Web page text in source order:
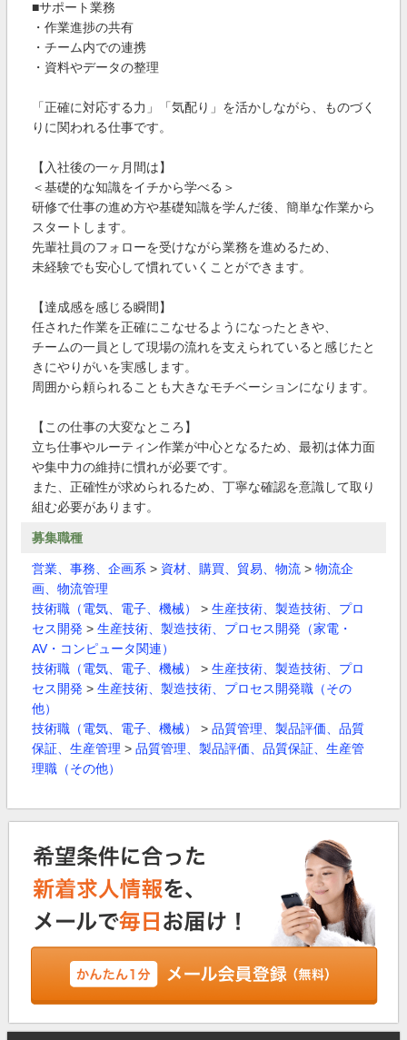
■サポート業務
・作業進捗の共有
・チーム内での連携
・資料やデータの整理
「正確に対応する力」「気配り」を活かしながら、ものづく
りに関われる仕事です。
【入社後の一ヶ月間は】
＜基礎的な知識をイチから学べる＞
研修で仕事の進め方や基礎知識を学んだ後、簡単な作業から
スタートします。
先輩社員のフォローを受けながら業務を進めるため、
未経験でも安心して慣れていくことができます。
【達成感を感じる瞬間】
任された作業を正確にこなせるようになったときや、
チームの一員として現場の流れを支えられていると感じたと
きにやりがいを実感します。
周囲から頼られることも大きなモチベーションになります。
【この仕事の大変なところ】
立ち仕事やルーティン作業が中心となるため、最初は体力面
や集中力の維持に慣れが必要です。
また、正確性が求められるため、丁寧な確認を意識して取り
組む必要があります。
募集職種
営業、事務、企画系 > 資材、購買、貿易、物流 > 物流企
画、物流管理
技術職（電気、電子、機械）
> 生産技術、製造技術、プロ
セス開発 > 生産技術、製造技術、プロセス開発（家電・
AV・コンピュータ関連）
技術職（電気、電子、機械）
> 生産技術、製造技術、プロ
セス開発 > 生産技術、製造技術、プロセス開発職（その
他）
技術職（電気、電子、機械）
> 品質管理、製品評価、品質
保証、生産管理 > 品質管理、製品評価、品質保証、生産管
理職（その他）